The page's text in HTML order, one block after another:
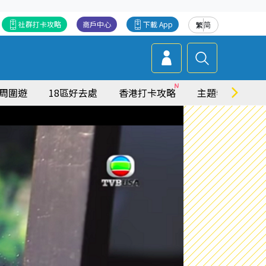
繁简
下載 App
商戶中心
社群打卡攻略
圍遊 18區好去處 香港打卡攻略 主題特集